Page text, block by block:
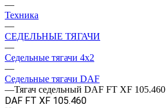
—
Техника
—
СЕДЕЛЬНЫЕ ТЯГАЧИ
—
Седельные тягачи 4x2
—
Седельные тягачи DAF
—Тягач седельный DAF FT XF 105.460
DAF FT XF 105.460